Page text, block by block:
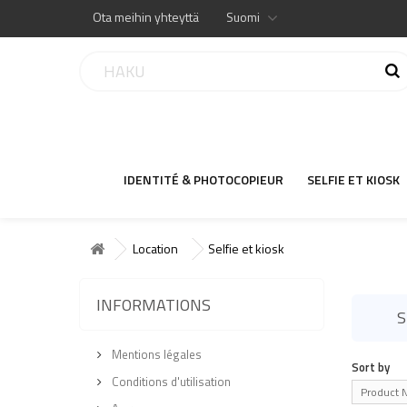
Ota meihin yhteyttä Suomi
IDENTITÉ & PHOTOCOPIEUR SELFIE ET KIOSK
Location Selfie et kiosk
INFORMATIONS
Mentions légales
Conditions d'utilisation
Sort by
Product